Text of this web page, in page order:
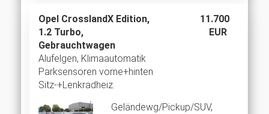
Opel CrosslandX Edition,
1.2 Turbo,
Gebrauchtwagen
11.700
EUR
Alufelgen, Klimaautomatik
Parksensoren vorne+hinten
Sitz-+Lenkradheiz.
Geländewg/Pickup/SUV,